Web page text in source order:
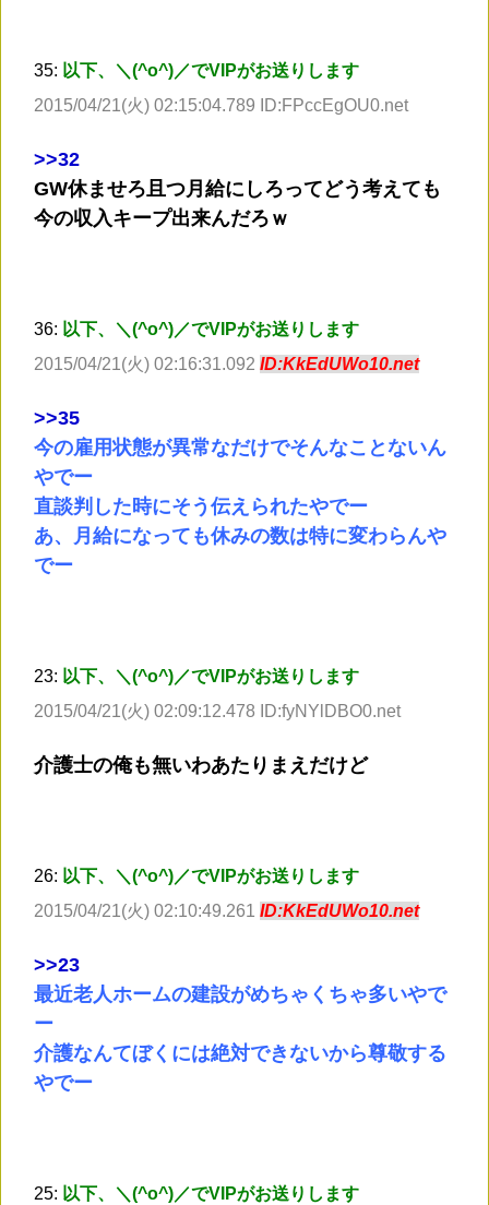
35: 以下、＼(^o^)／でVIPがお送りします
2015/04/21(火) 02:15:04.789 ID:FPccEgOU0.net
>>32
GW休ませろ且つ月給にしろってどう考えても
今の収入キープ出来んだろｗ
36: 以下、＼(^o^)／でVIPがお送りします
2015/04/21(火) 02:16:31.092 ID:KkEdUWo10.net
>>35
今の雇用状態が異常なだけでそんなことないん
やでー
直談判した時にそう伝えられたやでー
あ、月給になっても休みの数は特に変わらんや
でー
23: 以下、＼(^o^)／でVIPがお送りします
2015/04/21(火) 02:09:12.478 ID:fyNYlDBO0.net
介護士の俺も無いわあたりまえだけど
26: 以下、＼(^o^)／でVIPがお送りします
2015/04/21(火) 02:10:49.261 ID:KkEdUWo10.net
>>23
最近老人ホームの建設がめちゃくちゃ多いやで
ー
介護なんてぼくには絶対できないから尊敬する
やでー
25: 以下、＼(^o^)／でVIPがお送りします